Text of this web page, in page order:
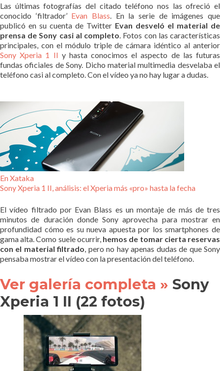
Las últimas fotografías del citado teléfono nos las ofreció el
conocido ‘filtrador’ Evan Blass . En la serie de imágenes que
publicó en su cuenta de Twitter Evan desveló el material de
prensa de Sony casi al completo . Fotos con las características
principales, con el módulo triple de cámara idéntico al anterior
Sony Xperia 1 II y hasta conocimos el aspecto de las futuras
fundas oficiales de Sony. Dicho material multimedia desvelaba el
teléfono casi al completo. Con el vídeo ya no hay lugar a dudas.
En Xataka
Sony Xperia 1 II, análisis: el Xperia más «pro» hasta la fecha
El vídeo filtrado por Evan Blass es un montaje de más de tres
minutos de duración donde Sony aprovecha para mostrar en
profundidad cómo es su nueva apuesta por los smartphones de
gama alta. Como suele ocurrir, hemos de tomar cierta reservas
con el material filtrado , pero no hay apenas dudas de que Sony
pensaba mostrar el vídeo con la presentación del teléfono.
Ver galería completa » Sony
Xperia 1 II (22 fotos)